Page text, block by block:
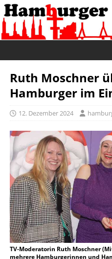
Ruth Moschner
Hamburger im
12. Dezember 2024
TV-Moderatorin Ruth Moschner
mehrere Hamburgerinnen und